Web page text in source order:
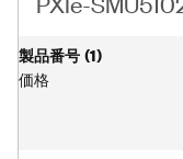
製品番号(1)
価格